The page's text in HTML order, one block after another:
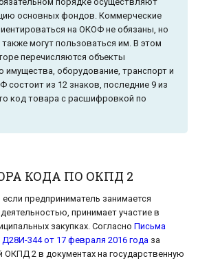
основных фондов. Коммерческие
на ОКОФ не обязаны, но
могут пользоваться им. В этом
перечисляются объекты
имущества, оборудование, транспорт и
состоит из 12 знаков, последние 9 из
код товара с расшифровкой по
КОДА ПО ОКПД 2
предприниматель занимается
принимает участие в
закупках. Согласно Письма
344 от 17 февраля 2016 года за
ОКПД 2 в документах на государственную